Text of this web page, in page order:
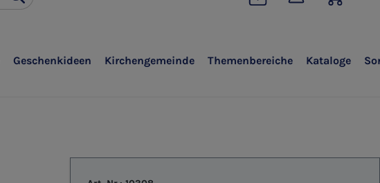
Geschenkideen Kirchengemeinde Themenbereiche Kataloge